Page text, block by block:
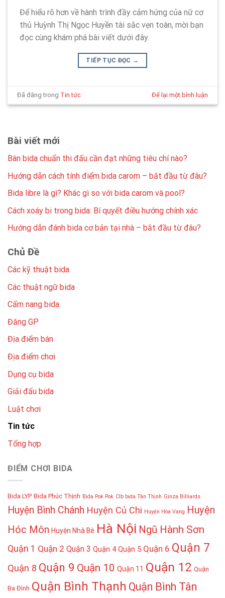
Để hiểu rõ hơn về hành trình đầy cảm hứng của nữ cơ
thủ Huỳnh Thị Ngọc Huyền tài sắc vẹn toàn, mời bạn
đọc cùng khám phá bài viết dưới đây.
TIẾP TỤC ĐỌC →
Đã đăng trong Tin tức Để lại một bình luận
Bài viết mới
Bàn bida chuẩn thi đấu cần đạt những tiêu chí nào?
Hướng dẫn cách tính điểm bida carom – bắt đầu từ đâu?
Bida libre là gì? Khác gì so với bida carom và pool?
Cách xoáy bi trong bida: Bí quyết điều hướng chính xác
Hướng dẫn đánh bida cơ bản tại nhà – bắt đầu từ đâu?
Chủ Đề
Các kỹ thuật bida
Các thuật ngữ bida
Cẩm nang bida
Đăng GP
Địa điểm bán
Địa điểm chơi
Dụng cụ bida
Giải đấu bida
Luật chơi
Tin tức
Tổng hợp
ĐIỂM CHƠI BIDA
Bida LYP Bida Phúc Thịnh Bida Pok Pok Clb bida Tân Thịnh Ginza Billiards
Huyện Bình Chánh Huyện Củ Chi Huyện Hòa Vang
Huyện
Hóc Môn Huyện Nhà Bè Hà Nội Ngũ Hành Sơn
Quận 1 Quận 2 Quận 3 Quận 4 Quận 5 Quận 6 Quận 7
Quận 8 Quận 9 Quận 10 Quận 11 Quận 12 Quận
Ba Đình Quận Bình Thạnh Quận Bình Tân